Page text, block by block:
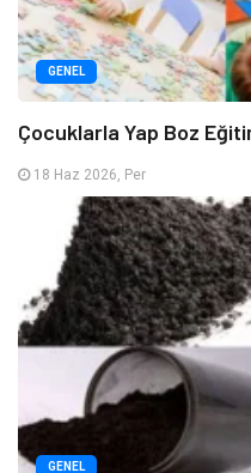
GENEL
Çocuklarla Yap Boz
18 Haz 2026, Per
GENEL